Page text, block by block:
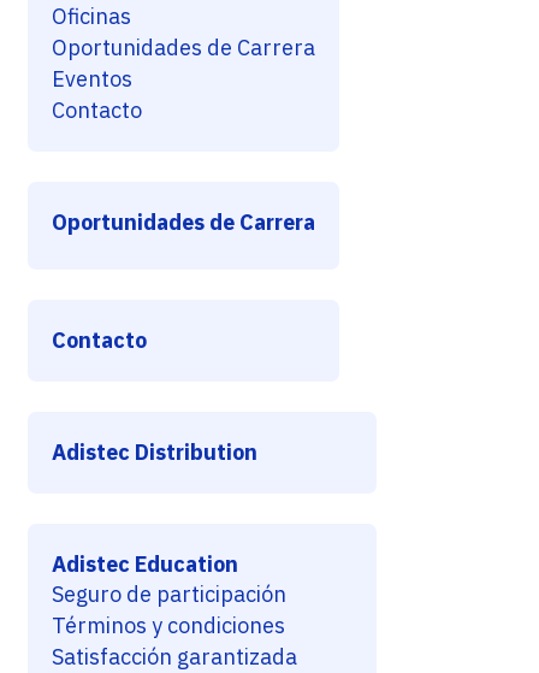
Oficinas
Oportunidades de Carrera
Eventos
Contacto
Oportunidades de Carrera
Contacto
Adistec Distribution
Adistec Education
Seguro de participación
Términos y condiciones
Satisfacción garantizada